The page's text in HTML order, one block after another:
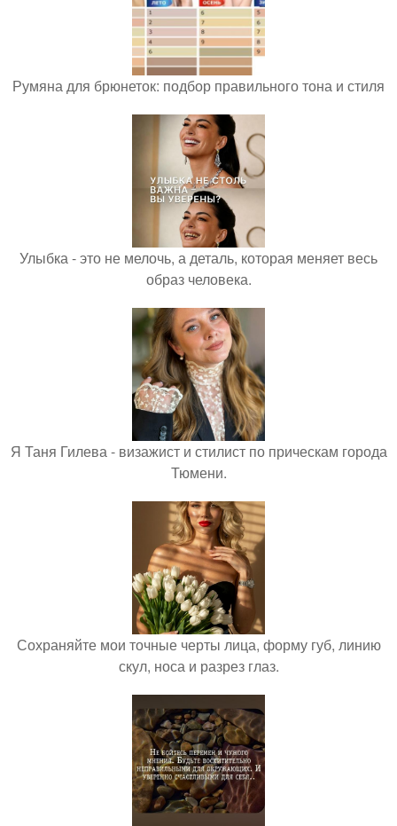
Румяна для брюнеток: подбор правильного тона и стиля
Улыбка - это не мелочь, а деталь, которая меняет весь
образ человека.
Я Таня Гилева - визажист и стилист по прическам города
Тюмени.
Сохраняйте мои точные черты лица, форму губ, линию
скул, носа и разрез глаз.